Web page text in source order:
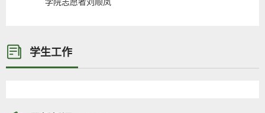
学院志愿者刘顺凤
学生工作